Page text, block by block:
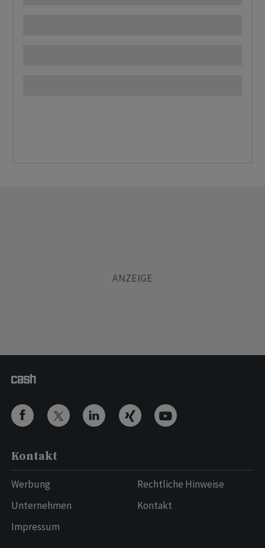
Kontakt
Werbung
Unternehmen
Impressum
Rechtliche Hinweise
Kontakt